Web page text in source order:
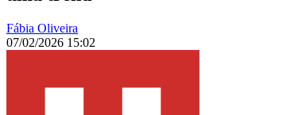
Fábia Oliveira
07/02/2026 15:02